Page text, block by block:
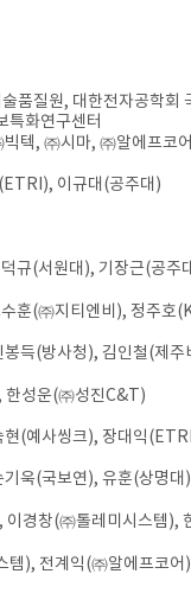
품질원, 대한전자공학회
특화연구센터
텍, ㈜시마, ㈜알에프코
이규대(공주대)
규(서원대), 기장근(공주
훈(㈜지티엔비), 정주호
득(방사청), 김인철(제주
성운(㈜성진C&T)
(예사씽크), 장대익
욱(국보연), 유훈(상명대)
경창(㈜톨레미시스템),
), 전계익(㈜알에프코어